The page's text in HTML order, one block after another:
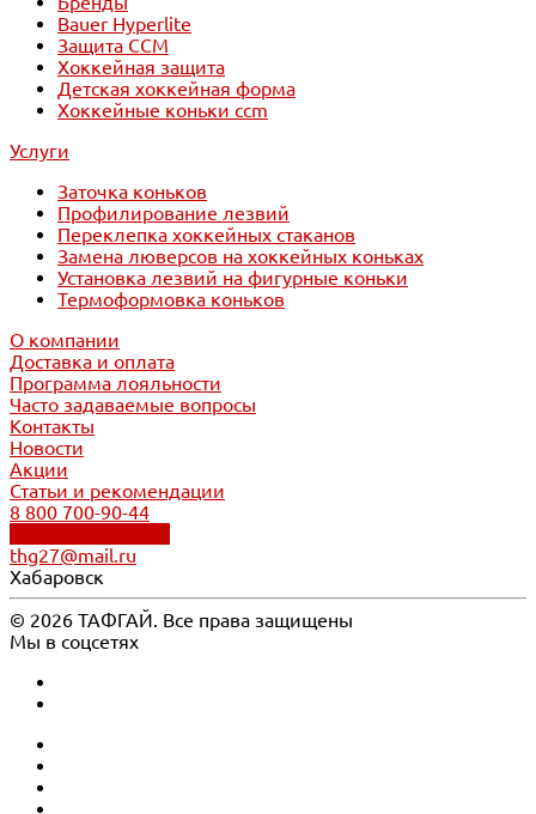
Bauer Hyperlite
Защита CCM
Хоккейная защита
Детская хоккейная форма
Хоккейные коньки ccm
Услуги
Заточка коньков
Профилирование лезвий
Переклепка хоккейных стаканов
Замена люверсов на хоккейных коньках
Установка лезвий на фигурные коньки
Термоформовка коньков
О компании
Доставка и оплата
Программа лояльности
Часто задаваемые вопросы
Контакты
Новости
Акции
Статьи и рекомендации
8 800 700-90-44
thg27@mail.ru
Хабаровск
© 2026 ТАФГАЙ. Все права защищены
Мы в соцсетях